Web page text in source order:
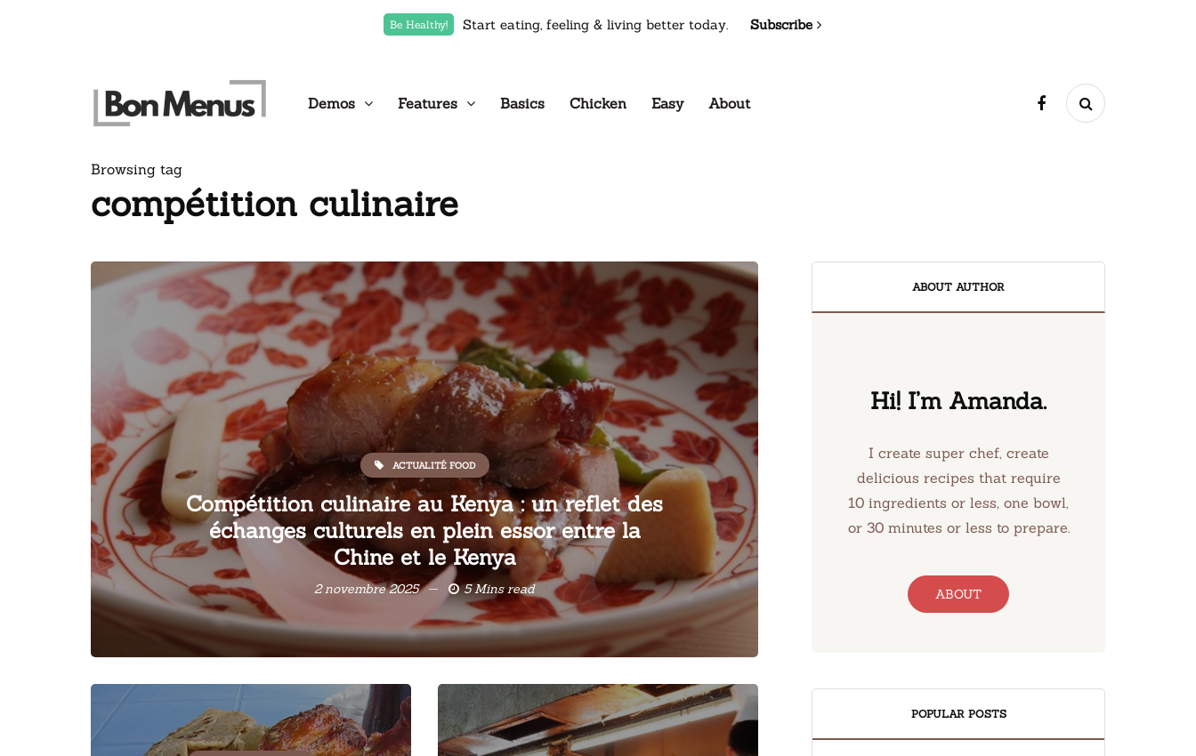
Be Healthy! Start eating, feeling & living better today. Subscribe
Demos Features Basics Chicken Easy About
Browsing tag
compétition culinaire
ACTUALITÉ FOOD
Compétition culinaire au Kenya : un reflet des
échanges culturels en plein essor entre la
Chine et le Kenya
2 novembre 2025 5 Mins read
ABOUT AUTHOR
Hi! I’m Amanda.
I create super chef, create
delicious recipes that require
10 ingredients or less, one bowl,
or 30 minutes or less to prepare.
ABOUT
POPULAR POSTS